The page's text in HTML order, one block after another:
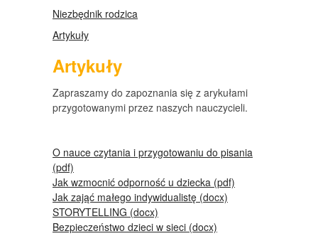
Niezbędnik rodzica
Artykuły
Artykuły
Zapraszamy do zapoznania się z arykułami
przygotowanymi przez naszych nauczycieli.
O nauce czytania i przygotowaniu do pisania
(pdf)
Jak wzmocnić odporność u dziecka (pdf)
Jak zająć małego indywidualistę (docx)
STORYTELLING (docx)
Bezpieczeństwo dzieci w sieci (docx)